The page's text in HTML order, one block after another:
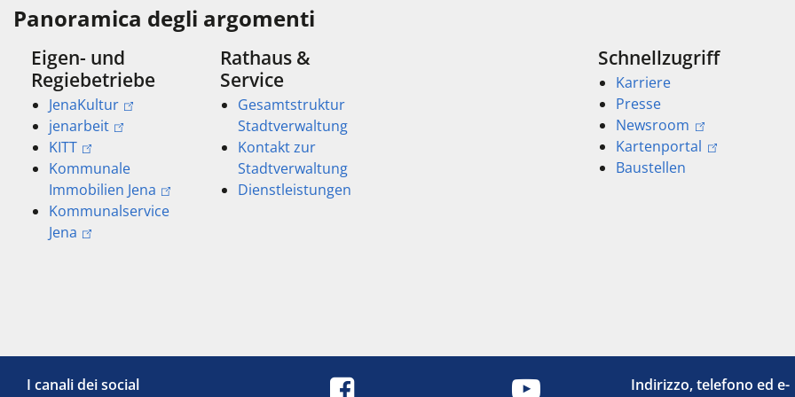
Panoramica degli argomenti
Eigen- und
Regiebetriebe
JenaKultur
jenarbeit
KITT
Kommunale
Immobilien Jena
Kommunalservice
Jena
Rathaus &
Service
Gesamtstruktur
Stadtverwaltung
Kontakt zur
Stadtverwaltung
Dienstleistungen
Schnellzugriff
Karriere
Presse
Newsroom
Kartenportal
Baustellen
I canali dei social
Indirizzo, telefono ed e-